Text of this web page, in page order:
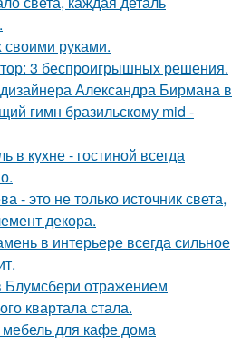
руками.
3 беспроигрышных решения.
Александра Бирмана в
гимн бразильскому mid -
в кухне - гостиной всегда
- это не только источник света,
декора.
в интерьере всегда сильное
Блумсбери отражением
квартала стала.
для кафе дома